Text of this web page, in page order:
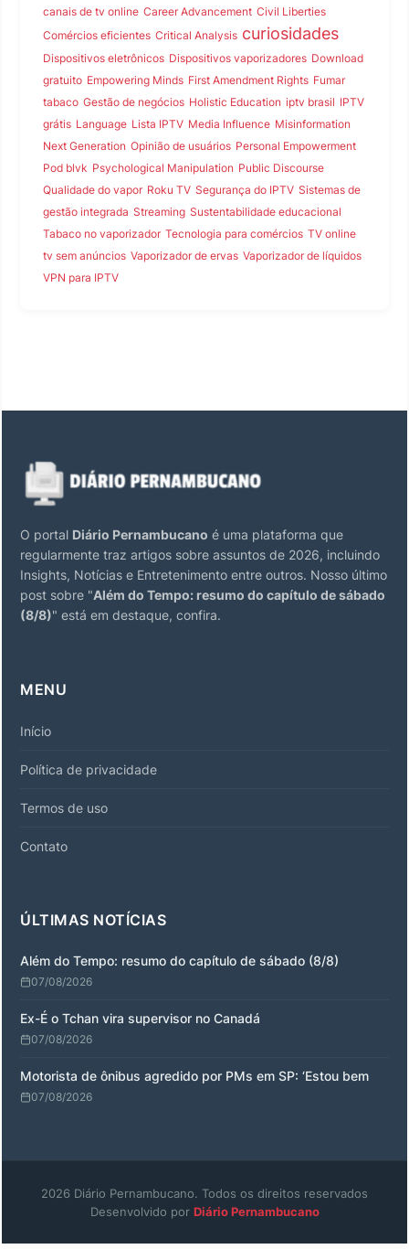
canais de tv online Career Advancement Civil Liberties
Comércios eficientes Critical Analysis curiosidades
Dispositivos eletrônicos Dispositivos vaporizadores Download
gratuito Empowering Minds First Amendment Rights Fumar
tabaco Gestão de negócios Holistic Education iptv brasil IPTV
grátis Language Lista IPTV Media Influence Misinformation
Next Generation Opinião de usuários Personal Empowerment
Pod blvk Psychological Manipulation Public Discourse
Qualidade do vapor Roku TV Segurança do IPTV Sistemas de
gestão integrada Streaming Sustentabilidade educacional
Tabaco no vaporizador Tecnologia para comércios TV online
tv sem anúncios Vaporizador de ervas Vaporizador de líquidos
VPN para IPTV
O portal Diário Pernambucano é uma plataforma que
regularmente traz artigos sobre assuntos de 2026, incluindo
Insights, Notícias e Entretenimento entre outros. Nosso último
post sobre "Além do Tempo: resumo do capítulo de sábado
(8/8)" está em destaque, confira.
MENU
Início
Política de privacidade
Termos de uso
Contato
ÚLTIMAS NOTÍCIAS
Além do Tempo: resumo do capítulo de sábado (8/8)
07/08/2026
Ex-É o Tchan vira supervisor no Canadá
07/08/2026
Motorista de ônibus agredido por PMs em SP: ‘Estou bem
07/08/2026
2026 Diário Pernambucano. Todos os direitos reservados
Desenvolvido por Diário Pernambucano